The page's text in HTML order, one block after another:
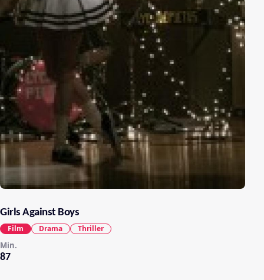
Girls Against Boys
87
Min.
Film Drama Thriller